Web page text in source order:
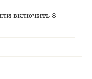
включить 8